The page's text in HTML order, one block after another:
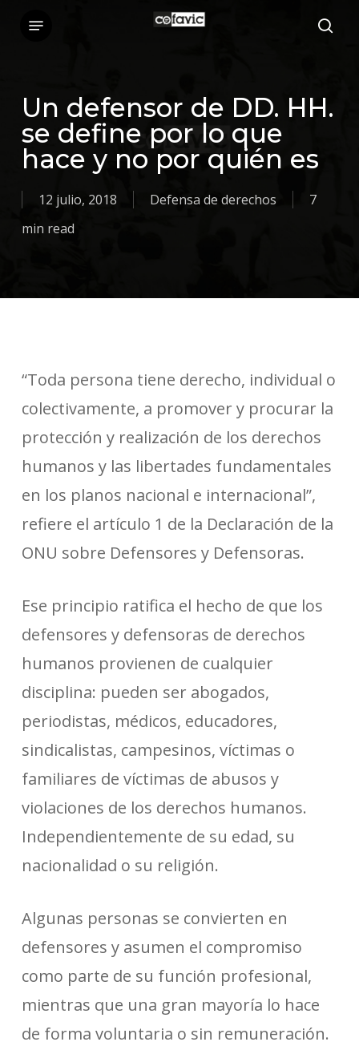
content
Un defensor de DD. HH.
se define por lo que
hace y no por quién es
12 julio, 2018 Defensa de derechos
7
min read
“Toda persona tiene derecho, individual o
colectivamente, a promover y procurar la
protección y realización de los derechos
humanos y las libertades fundamentales
en los planos nacional e internacional”,
refiere el artículo 1 de la Declaración de la
ONU sobre Defensores y Defensoras.
Ese principio ratifica el hecho de que los
defensores y defensoras de derechos
humanos provienen de cualquier
disciplina: pueden ser abogados,
periodistas, médicos, educadores,
sindicalistas, campesinos, víctimas o
familiares de víctimas de abusos y
violaciones de los derechos humanos.
Independientemente de su edad, su
nacionalidad o su religión.
Algunas personas se convierten en
defensores y asumen el compromiso
como parte de su función profesional,
mientras que una gran mayoría lo hace
de forma voluntaria o sin remuneración.